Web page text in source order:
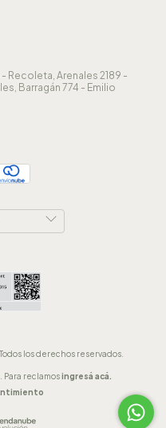
Recoleta, Arenales 2189 -
Barragán 774 - Emilio
los derechos reservados.
Para reclamos ingresá acá.